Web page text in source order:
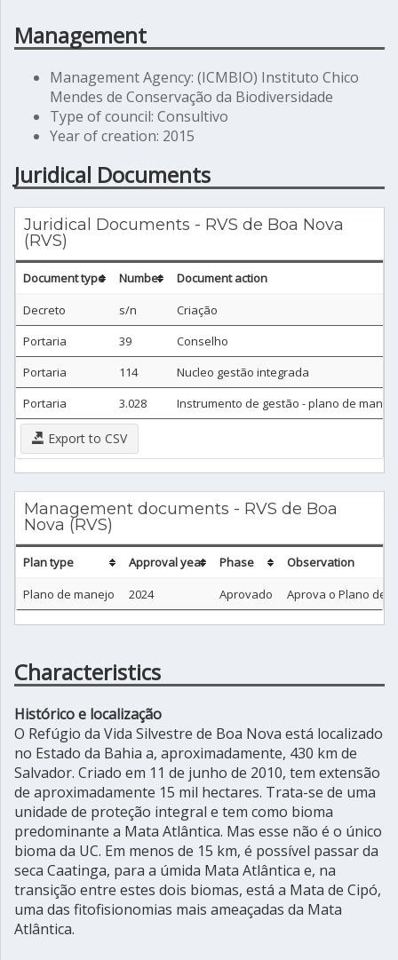
Management
Management Agency: (ICMBIO) Instituto Chico
Mendes de Conservação da Biodiversidade
Type of council: Consultivo
Year of creation: 2015
Juridical Documents
Juridical Documents - RVS de Boa Nova
(RVS)
Document type Number
Document action
Decreto
s/n
Criação
Portaria
39
Conselho
Portaria
114
Nucleo gestão integrada
Portaria
3.028 Instrumento de gestão - plano de
Export to CSV
Management documents - RVS de Boa
Nova (RVS)
Plan type Approval year Phase
Observation
Plano de manejo
2024 Aprovado Aprova o Plano de
Characteristics
Histórico e localização
O Refúgio da Vida Silvestre de Boa Nova está localizado
no Estado da Bahia a, aproximadamente, 430 km de
Salvador. Criado em 11 de junho de 2010, tem extensão
de aproximadamente 15 mil hectares. Trata-se de uma
unidade de proteção integral e tem como bioma
predominante a Mata Atlântica. Mas esse não é o único
bioma da UC. Em menos de 15 km, é possível passar da
seca Caatinga, para a úmida Mata Atlântica e, na
transição entre estes dois biomas, está a Mata de Cipó,
uma das fitofisionomias mais ameaçadas da Mata
Atlântica.